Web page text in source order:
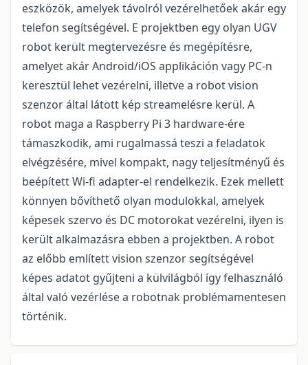
eszközök, amelyek távolról vezérelhetőek akár egy
telefon segítségével. E projektben egy olyan UGV
robot került megtervezésre és megépítésre,
amelyet akár Android/iOS applikáción vagy PC-n
keresztül lehet vezérelni, illetve a robot vision
szenzor által látott kép streamelésre kerül. A
robot maga a Raspberry Pi 3 hardware-ére
támaszkodik, ami rugalmassá teszi a feladatok
elvégzésére, mivel kompakt, nagy teljesítményű és
beépített Wi-fi adapter-el rendelkezik. Ezek mellett
könnyen bővíthető olyan modulokkal, amelyek
képesek szervo és DC motorokat vezérelni, ilyen is
került alkalmazásra ebben a projektben. A robot
az előbb említett vision szenzor segítségével
képes adatot gyűjteni a külvilágból így felhasználó
által való vezérlése a robotnak problémamentesen
történik.